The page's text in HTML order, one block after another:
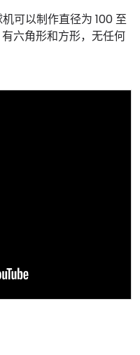
可以制作直径为 100 至
六角形和方形，无任何